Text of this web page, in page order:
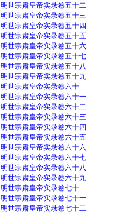
明世宗肃皇帝实录卷五十二
明世宗肃皇帝实录卷五十三
明世宗肃皇帝实录卷五十四
明世宗肃皇帝实录卷五十五
明世宗肃皇帝实录卷五十六
明世宗肃皇帝实录卷五十七
明世宗肃皇帝实录卷五十八
明世宗肃皇帝实录卷五十九
明世宗肃皇帝实录卷六十
明世宗肃皇帝实录卷六十一
明世宗肃皇帝实录卷六十二
明世宗肃皇帝实录卷六十三
明世宗肃皇帝实录卷六十四
明世宗肃皇帝实录卷六十五
明世宗肃皇帝实录卷六十六
明世宗肃皇帝实录卷六十七
明世宗肃皇帝实录卷六十八
明世宗肃皇帝实录卷六十九
明世宗肃皇帝实录卷七十
明世宗肃皇帝实录卷七十一
明世宗肃皇帝实录卷七十二